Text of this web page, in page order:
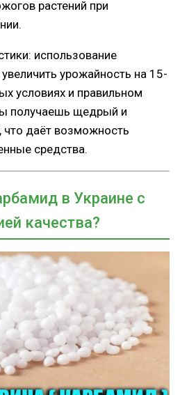
растений при
использование
урожайность на 15-
условиях и правильном
получаешь щедрый и
что даёт возможность
средства.
в Украине с
качества?